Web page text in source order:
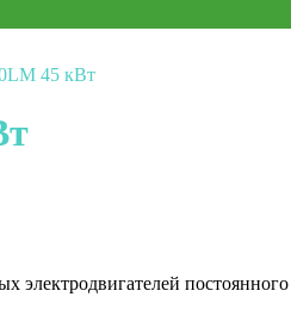
45 кВт
электродвигателей